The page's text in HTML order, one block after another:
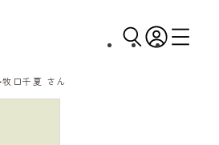
牧口千夏 さん